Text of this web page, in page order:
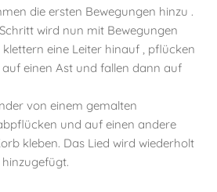
die ersten Bewegungen hinzu .
wird nun mit Bewegungen
eine Leiter hinauf , pflücken
auf einen Ast und fallen dann auf
von einem gemalten
und auf einen andere
kleben. Das Lied wird wiederholt